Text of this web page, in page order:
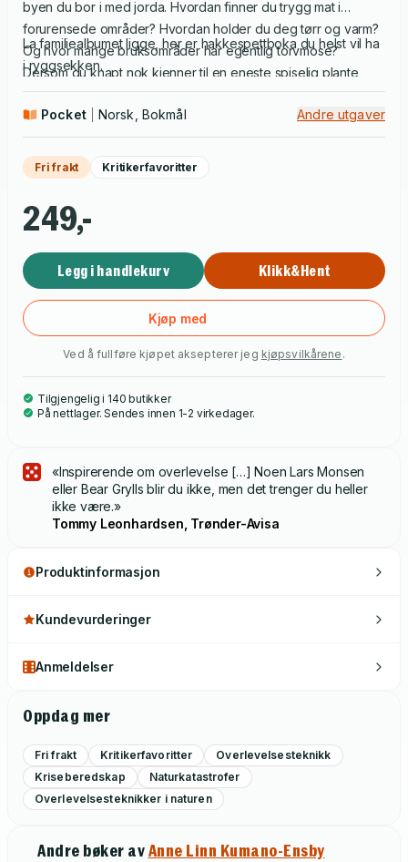
byen du bor i med jorda. Hvordan finner du trygg mat i
forurensede områder? Hvordan holder du deg tørr og varm?
Og hvor mange bruksområder har egentlig torvmose?
Dersom du knapt nok kjenner til en eneste spiselig plante,
sliter med å tenne i peisen, selv med fyrstikker, tørr ved og
avispapir, og ikke vet hvor, når eller hvordan du søker tilflukt
fra norsk vintervær eller radioaktivt nedfall, vil denne
håndboka gi deg et lite overtak. En «fighting chance».
Ferdighetene du lærer vil ikke bare være til nytte når
samfunnet, slik vi kjenner det, er utradert. De kan også være
til glede og nytte i livet du lever nå. Og kanskje vil en større
ved å takle den, utsette undergangen.
La familiealbumet ligge, her er hakkespettboka du helst vil ha
i ryggsekken.
Pocket Norsk, Bokmål Andre utgaver
Fri frakt Kritikerfavoritter
249,-
Legg i handlekurv Klikk&Hent
Kjøp med
Ved å fullføre kjøpet aksepterer jeg kjøpsvilkårene .
Tilgjengelig i 140 butikker
På nettlager. Sendes innen 1-2 virkedager.
«Inspirerende om overlevelse […] Noen Lars Monsen
eller Bear Grylls blir du ikke, men det trenger du heller
ikke være.»
Tommy Leonhardsen, Trønder-Avisa
Produktinformasjon
Kundevurderinger
Anmeldelser
Oppdag mer
Fri frakt Kritikerfavoritter
Overlevelsesteknikk
Kriseberedskap
Naturkatastrofer
Overlevelsesteknikker i naturen
Andre bøker avAnne Linn Kumano-Ensby